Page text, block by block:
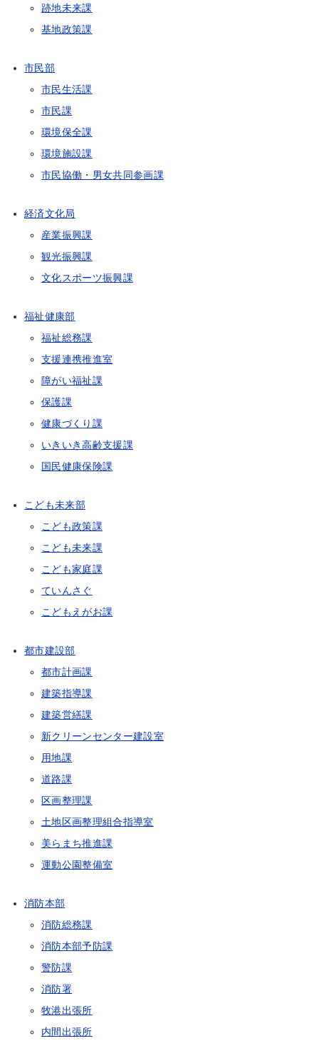
跡地未来課
基地政策課
市民部
市民生活課
市民課
環境保全課
環境施設課
市民協働・男女共同参画課
経済文化局
産業振興課
観光振興課
文化スポーツ振興課
福祉健康部
福祉総務課
支援連携推進室
障がい福祉課
保護課
健康づくり課
いきいき高齢支援課
国民健康保険課
こども未来部
こども政策課
こども未来課
こども家庭課
ていんさぐ
こどもえがお課
都市建設部
都市計画課
建築指導課
建築営繕課
新クリーンセンター建設室
用地課
道路課
区画整理課
土地区画整理組合指導室
美らまち推進課
運動公園整備室
消防本部
消防総務課
消防本部予防課
警防課
消防署
牧港出張所
内間出張所